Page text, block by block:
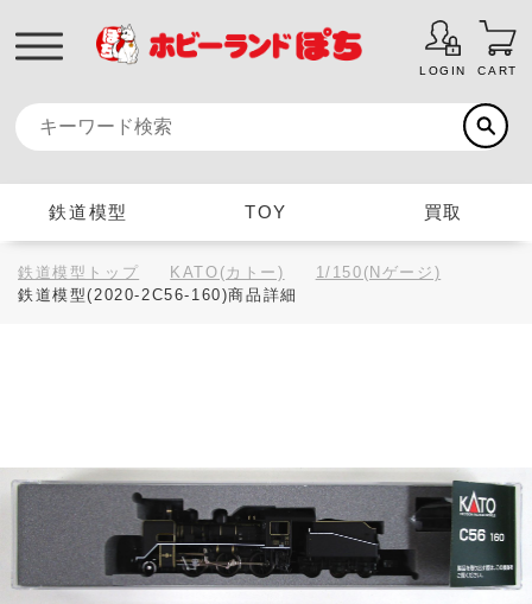
LOGIN CART
鉄道模型 TOY 買取
鉄道模型トップ KATO(カトー)
1/150(Nゲージ)
鉄道模型(2020-2C56-160)商品詳細